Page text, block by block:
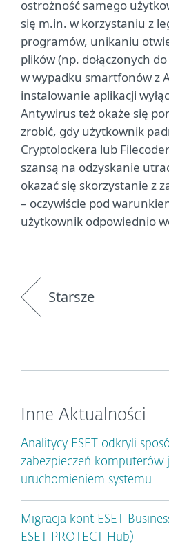
ostrożność samego
się m.in. w korzystaniu z
programów, unikaniu
plików (np. dołączonych
w wypadku smartfonów z
instalowanie aplikacji
Antywirus też okaże się
zrobić, gdy użytkownik
Cryptolockera lub
szansą na odzyskanie
okazać się skorzystanie z
– oczywiście pod
użytkownik odpowiednio
Starsze
Inne Aktualności
Analitycy ESET odkryli
zabezpieczeń komputerów
uruchomieniem systemu
Migracja kont ESET
ESET PROTECT Hub)